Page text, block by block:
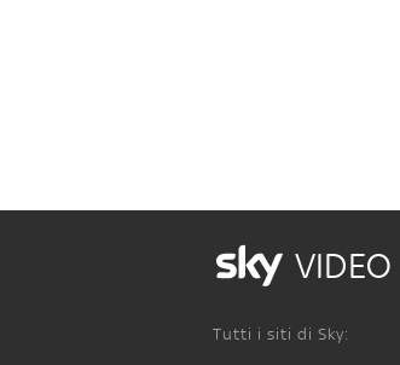
VIDEO
Tutti i siti di Sky: